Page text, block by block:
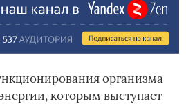
организма
которым выступает